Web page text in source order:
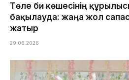
Төле би көшесінің
бақылауда: жаңа жол
жатыр
29.06.2026